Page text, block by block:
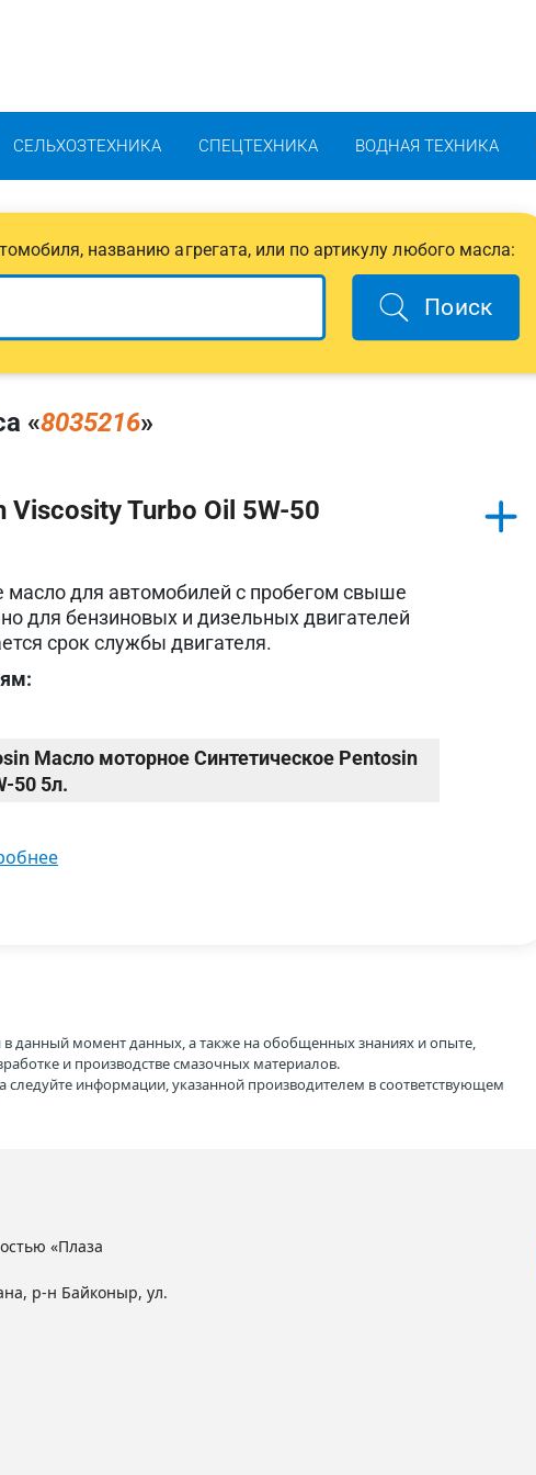
СЕЛЬХОЗТЕХНИКА СПЕЦТЕХНИКА ВОДНАЯ ТЕХНИКА
названию агрегата, или по артикулу любого масла:
Поиск
«8035216»
Viscosity Turbo Oil 5W-50
масло для автомобилей с пробегом свыше
для бензиновых и дизельных двигателей
срок службы двигателя.
Масло моторное Синтетическое Pentosin
50 5л.
данный момент данных, а также на обобщенных знаниях и опыте,
и производстве смазочных материалов.
информации, указанной производителем в соответствующем
«Плаза
р-н Байконыр, ул.